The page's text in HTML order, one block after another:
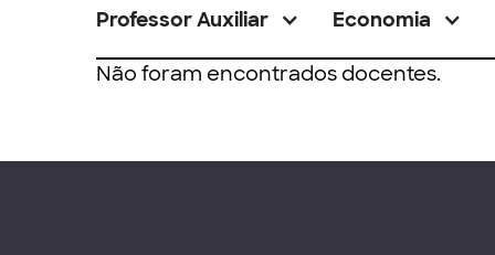
Professor Auxiliar Economia
Não foram encontrados docentes.